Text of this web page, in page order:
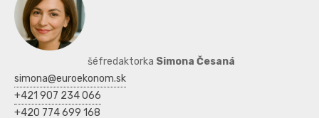
šéfredaktorka Simona Česaná
simona@euroekonom.sk
+421 907 234 066
+420 774 699 168